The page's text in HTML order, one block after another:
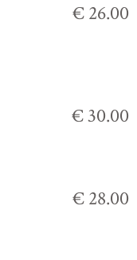
€ 26.00
€ 30.00
€ 28.00